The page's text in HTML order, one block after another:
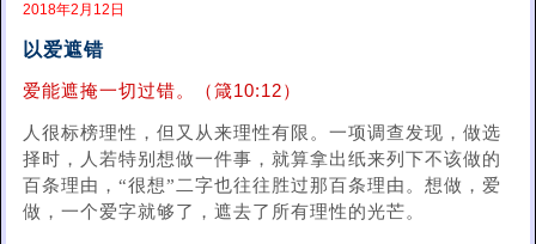
2018年2月12日
以爱遮错
爱能遮掩一切过错。（箴10:12）
人很标榜理性，但又从来理性有限。一项调查发现，做选
择时，人若特别想做一件事，就算拿出纸来列下不该做的
百条理由，“很想”二字也往往胜过那百条理由。想做，爱
做，一个爱字就够了，遮去了所有理性的光芒。